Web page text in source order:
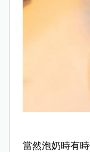
當然泡奶時有